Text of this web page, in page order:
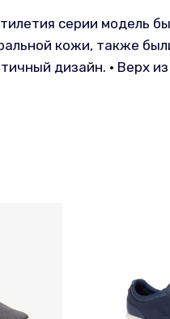
серии модель
кожи, также
дизайн. • Верх из